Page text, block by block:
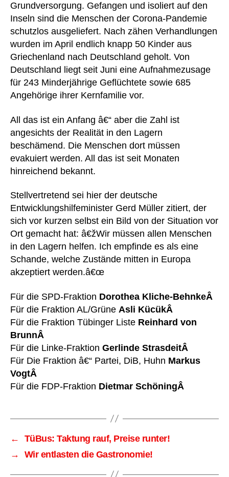
Grundversorgung. Gefangen und isoliert auf den
Inseln sind die Menschen der Corona-Pandemie
schutzlos ausgeliefert. Nach zähen Verhandlungen
wurden im April endlich knapp 50 Kinder aus
Griechenland nach Deutschland geholt. Von
Deutschland liegt seit Juni eine Aufnahmezusage
für 243 Minderjährige Geflüchtete sowie 685
Angehörige ihrer Kernfamilie vor.
All das ist ein Anfang â€“ aber die Zahl ist
angesichts der Realität in den Lagern
beschämend. Die Menschen dort müssen
evakuiert werden. All das ist seit Monaten
hinreichend bekannt.
Stellvertretend sei hier der deutsche
Entwicklungshilfeminister Gerd Müller zitiert, der
sich vor kurzen selbst ein Bild von der Situation vor
Ort gemacht hat: â€žWir müssen allen Menschen
in den Lagern helfen. Ich empfinde es als eine
Schande, welche Zustände mitten in Europa
akzeptiert werden.â€œ
Für die SPD-Fraktion Dorothea Kliche-BehnkeÂ
Für die Fraktion AL/Grüne Asli KücükÂ
Für die Fraktion Tübinger Liste Reinhard von
BrunnÂ
Für die Linke-Fraktion Gerlinde StrasdeitÂ
Für Die Fraktion â€“ Partei, DiB, Huhn Markus
VogtÂ
Für die FDP-Fraktion Dietmar SchöningÂ
←
TüBus: Taktung rauf, Preise runter!
→
Wir entlasten die Gastronomie!